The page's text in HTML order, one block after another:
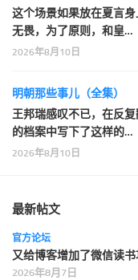
这个场景如果放在夏言
无畏，为了原则，和皇…
2026年8月10日
明朝那些事儿（全集）
王邦瑞感叹不已，在反
的档案中写下了这样的…
2026年8月10日
最新帖文
官方论坛
又给博客增加了微信读
2026年8月7日